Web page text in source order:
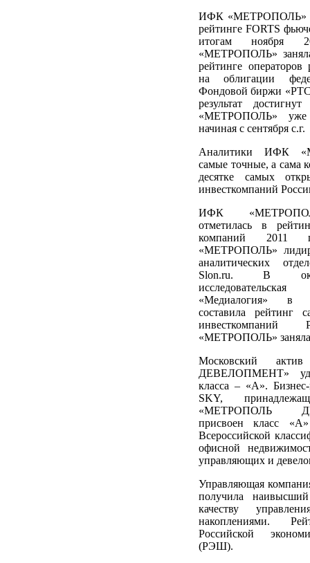
ИФК «МЕТРОПОЛЬ»
рейтинге FORTS
итогам
«МЕТРОПОЛЬ»
рейтинге
на облигации
Фондовой биржи
результат
«МЕТРОПОЛЬ»
начиная с сентября с.г.
Аналитики ИФК
самые точные, а сама
десятке самых
инвесткомпаний
ИФК
отметилась в
компаний
«МЕТРОПОЛЬ»
аналитических
Slon.ru. В
«Медиалогия» в
составила рейтинг
«МЕТРОПОЛЬ» заняла
Московский
ДЕВЕЛОПМЕНТ»
класса – «А».
SKY,
«МЕТРОПОЛЬ
присвоен класс
Всероссийской
офисной
управляющих и
Управляющая
получила
качеству
накоплениями.
Российской
(РЭШ).